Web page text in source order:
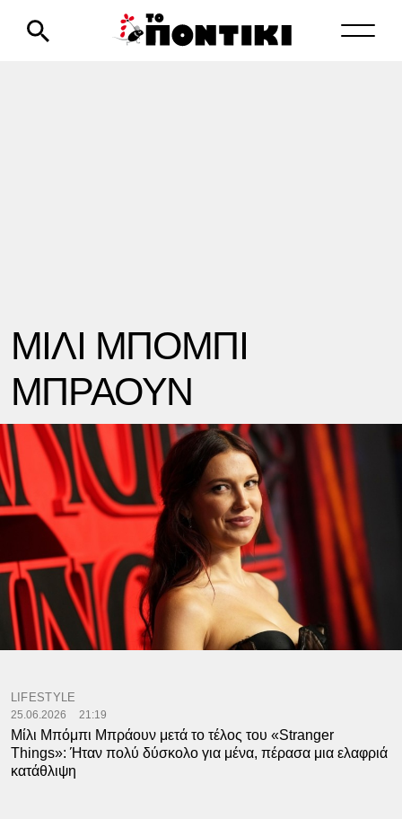
ΜΙΛΙ ΜΠΟΜΠΙ
ΜΠΡΑΟΥΝ
LIFESTYLE
25.06.2026 21:19
Μίλι Μπόμπι Μπράουν μετά το τέλος του «Stranger
Things»: Ήταν πολύ δύσκολο για μένα, πέρασα μια ελαφριά
κατάθλιψη